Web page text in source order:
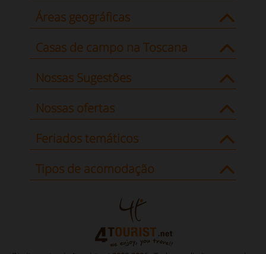
Áreas geográficas
Casas de campo na Toscana
Nossas Sugestões
Nossas ofertas
Feriados temáticos
Tipos de acomodação